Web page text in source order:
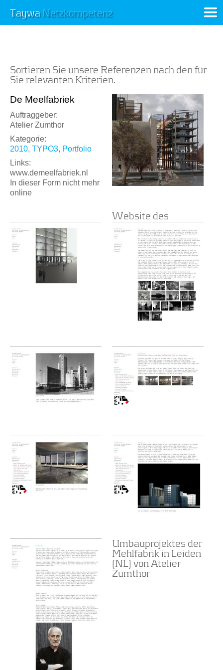
TaywaNetzkompetenz
Sortieren Sie unsere Referenzen nach den für
Sie relevanten Kriterien.
De Meelfabriek
Auftraggeber:
Atelier Zumthor
Kategorie:
2010, TYPO3, Portfolio
Links:
www.demeelfabriek.nl
In dieser Form nicht mehr
online
Website des
Umbauprojektes der
Mehlfabrik in Leiden
(NL) von Atelier
Zumthor